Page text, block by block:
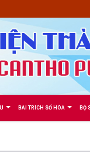
BÀI TRÍCH SỐ HÓA BỘ